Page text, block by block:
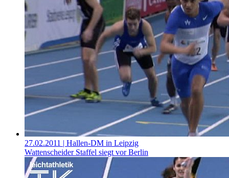
27.02.2011 | Hallen-DM in Leipzig
Wattenscheider Staffel siegt vor Berlin